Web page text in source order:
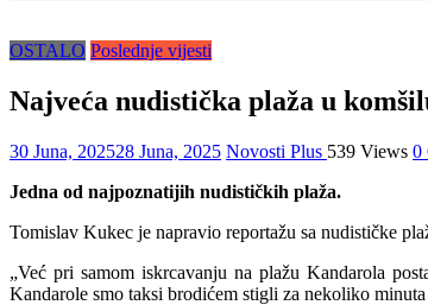
OSTALO Poslednje vijesti
Najveća nudistička plaža u
30 Juna, 202528 Juna, 2025 Novosti Plus 539 Views 0
Jedna od najpoznatijih nudističkih plaža.
Tomislav Kukec je napravio reportažu sa nudističke
„Već pri samom iskrcavanju na plažu Kandarola
Kandarole smo taksi brodićem stigli za nekoliko